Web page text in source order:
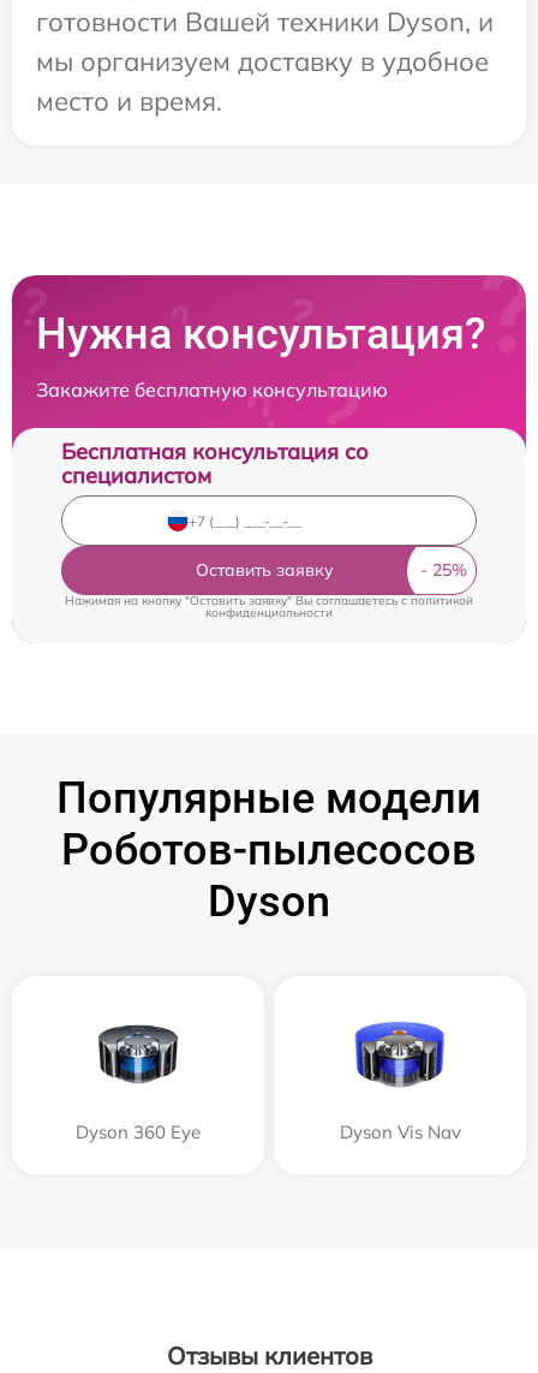
готовности Вашей техники Dyson, и
мы организуем доставку в удобное
место и время.
Нужна консультация?
Закажите бесплатную консультацию
Бесплатная консультация со
специалистом
Оставить заявку
Нажимая на кнопку "Оставить заявку" Вы соглашаетесь cполитикой
конфиденциальности
Популярные модели
Роботов-пылесосов
Dyson
Dyson 360 Eye Dyson Vis Nav
Отзывы клиентов